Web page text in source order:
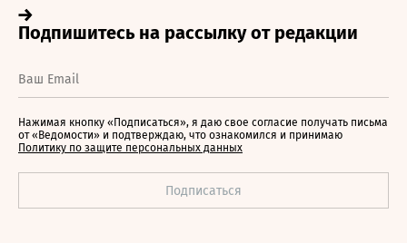
Нажимая кнопку «Подписаться», я даю свое согласие получать письма
от «Ведомости» и подтверждаю, что ознакомился и принимаю
Политику по защите персональных данных